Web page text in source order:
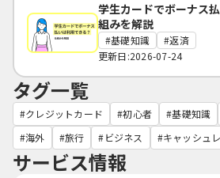
学生カードでボーナス
組みを解説
基礎知識
返済
更新日:2026-07-24
タグ一覧
クレジットカード 初心者 基礎知識
海外
旅行 ビジネス キャッシュ
サービス情報